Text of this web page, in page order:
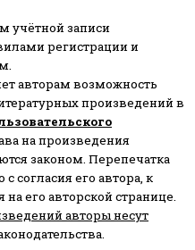
учётной записи
регистрации и
авторам возможность
произведений в
на произведения
законом. Перепечатка
согласия его автора, к
его авторской странице.
авторы несут